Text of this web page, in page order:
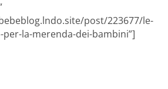
post/223677/le-
la-merenda-dei-bambini”]